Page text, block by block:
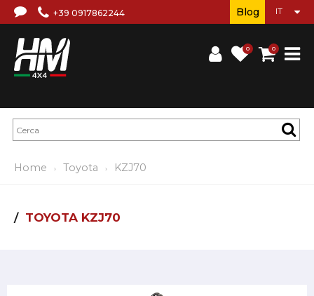
+39 0917862244
0 0
Blog
Home Toyota KZJ70
TOYOTA KZJ70